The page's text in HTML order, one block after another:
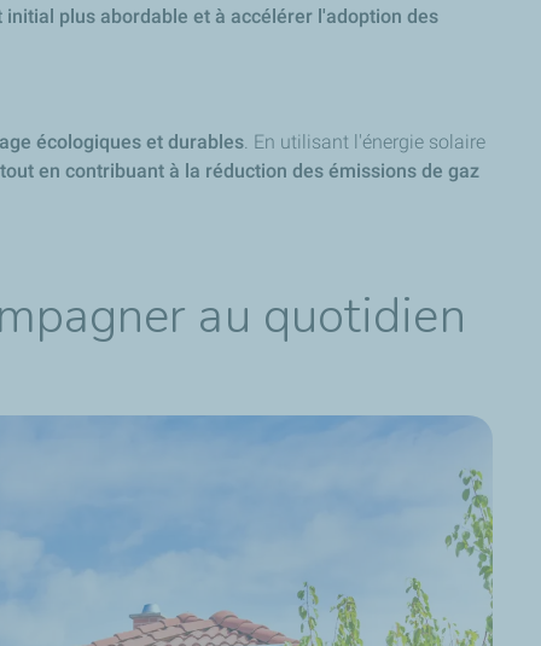
plus abordable et à accélérer l'adoption des
écologiques et durables . En utilisant l'énergie solaire
en contribuant à la réduction des émissions de gaz
au quotidien